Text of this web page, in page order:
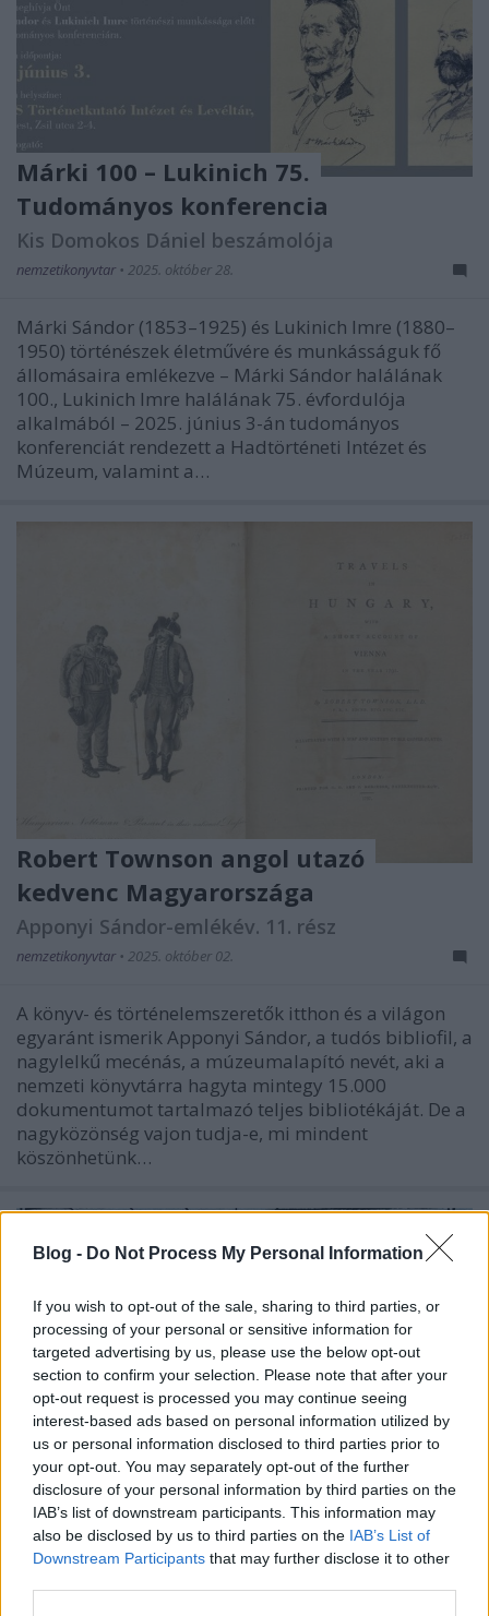
Blog - Do Not Process My Personal Information
If you wish to opt-out of the sale, sharing to third parties, or
processing of your personal or sensitive information for
targeted advertising by us, please use the below opt-out
section to confirm your selection. Please note that after your
opt-out request is processed you may continue seeing
interest-based ads based on personal information utilized by
us or personal information disclosed to third parties prior to
your opt-out. You may separately opt-out of the further
disclosure of your personal information by third parties on the
IAB’s list of downstream participants. This information may
also be disclosed by us to third parties on the IAB’s List of
Downstream Participants that may further disclose it to other
Márki 100 – Lukinich 75.
Tudományos konferencia
Kis Domokos Dániel beszámolója
nemzetikonyvtar • 2025. október 28.
Márki Sándor (1853–1925) és Lukinich Imre (1880–
1950) történészek életművére és munkásságuk fő
állomásaira emlékezve – Márki Sándor halálának
100., Lukinich Imre halálának 75. évfordulója
alkalmából – 2025. június 3-án tudományos
konferenciát rendezett a Hadtörténeti Intézet és
Múzeum, valamint a…
Robert Townson angol utazó
kedvenc Magyarországa
Apponyi Sándor-emlékév. 11. rész
nemzetikonyvtar • 2025. október 02.
A könyv- és történelemszeretők itthon és a világon
egyaránt ismerik Apponyi Sándor, a tudós bibliofil, a
nagylelkű mecénás, a múzeumalapító nevét, aki a
nemzeti könyvtárra hagyta mintegy 15.000
dokumentumot tartalmazó teljes bibliotékáját. De a
nagyközönség vajon tudja-e, mi mindent
köszönhetünk…
Isotta Nogarola irodalmi öröksége